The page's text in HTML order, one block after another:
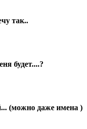
так..
будет....?
(можно даже имена )